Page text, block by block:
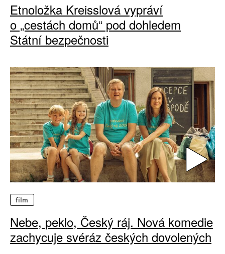
Etnoložka Kreisslová vypráví
o „cestách domů“ pod dohledem
Státní bezpečnosti
film
Nebe, peklo, Český ráj. Nová komedie
zachycuje svéráz českých dovolených